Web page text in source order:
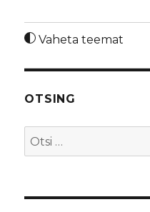
Vaheta teemat
OTSING
Otsi: